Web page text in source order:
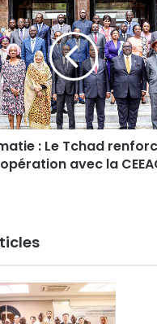
: Le Tchad
avec la